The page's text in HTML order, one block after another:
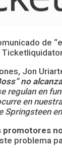
de
Jon
no
regulan en
en
Springsteen
problema